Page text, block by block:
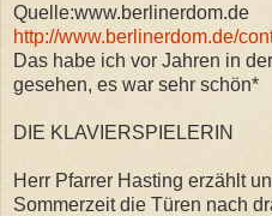
Quelle:www.berlinerdom.de
http://www.berlinerdom.de/
Das habe ich vor Jahren in
gesehen, es war sehr schön*
DIE KLAVIERSPIELERIN
Herr Pfarrer Hasting erzählt
Sommerzeit die Türen nach